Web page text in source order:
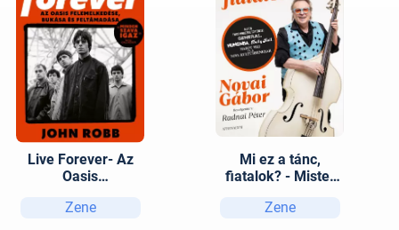
Live Forever- Az
Oasis
bukása és
Zene
Mi ez a tánc,
fiatalok? - Mister
történetei: Generál,
Zene